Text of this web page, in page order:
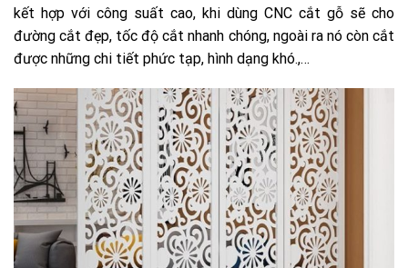
kết hợp với công suất cao, khi dùng CNC cắt gỗ sẽ cho
đường cắt đẹp, tốc độ cắt nhanh chóng, ngoài ra nó còn cắt
được những chi tiết phức tạp, hình dạng khó.,…